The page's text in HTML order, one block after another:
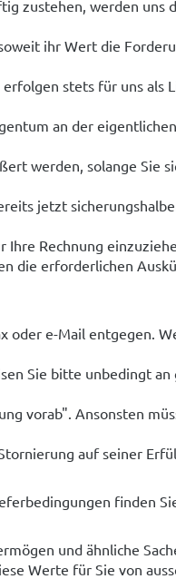
zustehen, werden uns
ihr Wert die
stets für uns als
an der
werden, solange Sie
jetzt
Rechnung
die erforderlichen
oder e-Mail entgegen.
Sie bitte unbedingt
vorab". Ansonsten
auf seiner
finden
und ähnliche
Werte für Sie von